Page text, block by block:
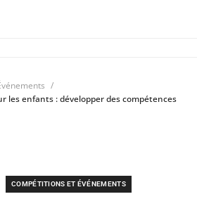
les enfants : développer des compétences
COMPÉTITIONS ET ÉVÉNEMENTS